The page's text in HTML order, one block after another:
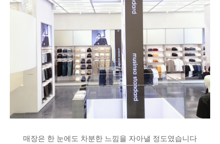
매장은 한 눈에도 차분한 느낌을 자아낼 정도였습니다